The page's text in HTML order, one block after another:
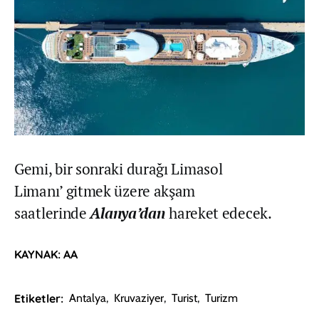
Gemi, bir sonraki durağı Limasol
Limanı’ gitmek üzere akşam
saatlerindeAlanya’danhareket edecek.
KAYNAK: AA
Etiketler: Antalya, Kruvaziyer, Turist, Turizm